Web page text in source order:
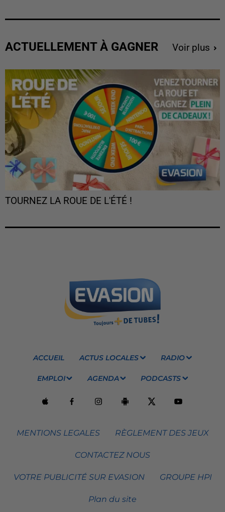
ACTUELLEMENT À GAGNER Voir plus
TOURNEZ LA ROUE DE L'ÉTÉ !
ACCUEIL ACTUS LOCALES RADIO
EMPLOI AGENDA PODCASTS
MENTIONS LEGALES RÈGLEMENT DES JEUX
CONTACTEZ NOUS
VOTRE PUBLICITÉ SUR EVASION GROUPE HPI
Plan du site